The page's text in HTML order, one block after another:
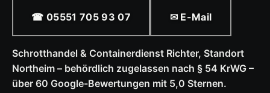
☎ 05551 705 93 07 ✉ E-Mail
Schrotthandel & Containerdienst Richter, Standort
Northeim – behördlich zugelassen nach § 54 KrWG –
über 60 Google-Bewertungen mit 5,0 Sternen.